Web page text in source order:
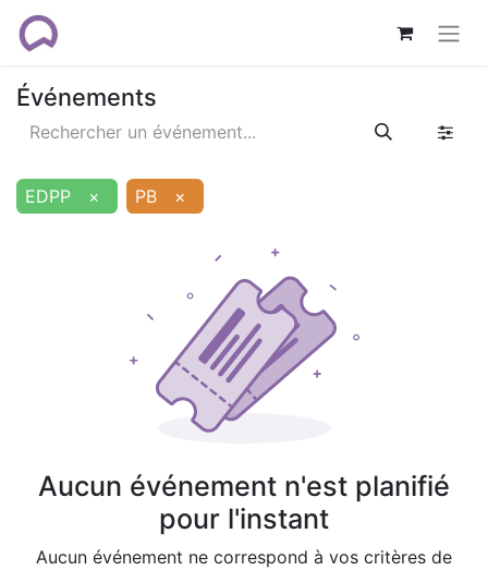
Événements
EDPP × PB ×
Aucun événement n'est planifié
pour l'instant
Aucun événement ne correspond à vos critères de